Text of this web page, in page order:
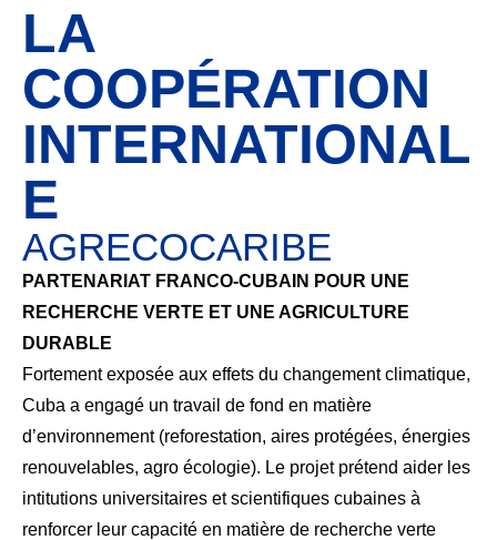
LA
COOPÉRATION
INTERNATIONAL
E
AGRECOCARIBE
PARTENARIAT FRANCO-CUBAIN POUR UNE
RECHERCHE VERTE ET UNE AGRICULTURE
DURABLE
Fortement exposée aux effets du changement climatique,
Cuba a engagé un travail de fond en matière
d’environnement (reforestation, aires protégées, énergies
renouvelables, agro écologie). Le projet prétend aider les
intitutions universitaires et scientifiques cubaines à
renforcer leur capacité en matière de recherche verte